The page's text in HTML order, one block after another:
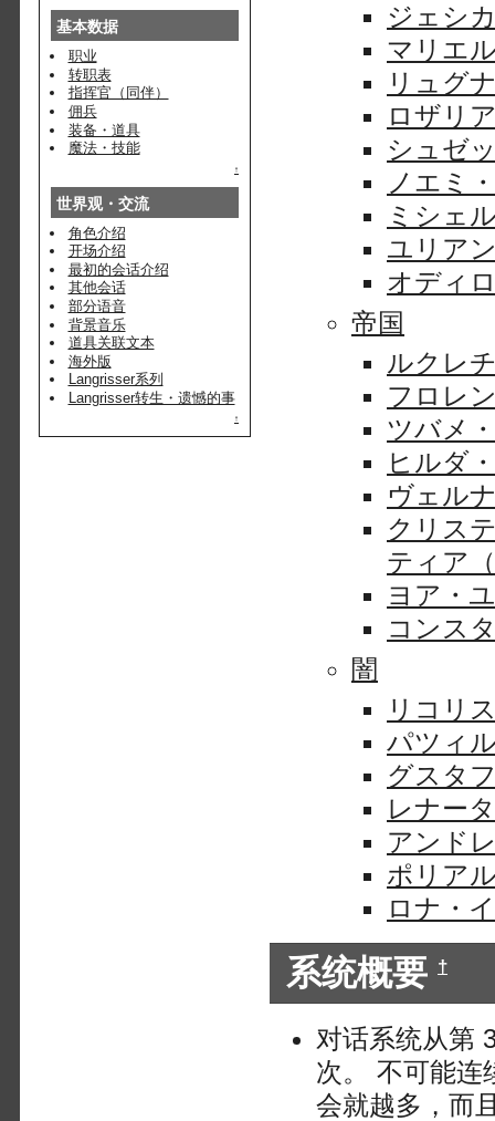
基本数据
职业
转职表
指挥官（同伴）
佣兵
装备・道具
魔法・技能
↑
世界观・交流
角色介绍
开场介绍
最初的会话介绍
其他会话
部分语音
背景音乐
道具关联文本
海外版
Langrisser系列
Langrisser转生・遗憾的事
↑
ジェシ
マリエ
リュグ
ロザリ
シュゼ
ノエミ
ミシェ
ユリア
オディ
帝国
ルクレ
フロレ
ツバメ
ヒルダ
ヴェル
クリス
ティア
ヨア・
コンス
闇
リコリ
パツィ
グスタ
レナー
アンド
ポリア
ロナ・
系统概要 †
对话系统从第
次。 不可能连
会就越多，而